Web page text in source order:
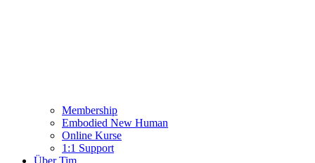
Membership
Embodied New Human
Online Kurse
1:1 Support